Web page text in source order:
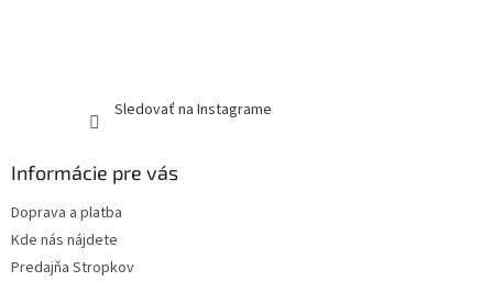
Sledovať na Instagrame
Informácie pre vás
Doprava a platba
Kde nás nájdete
Predajňa Stropkov